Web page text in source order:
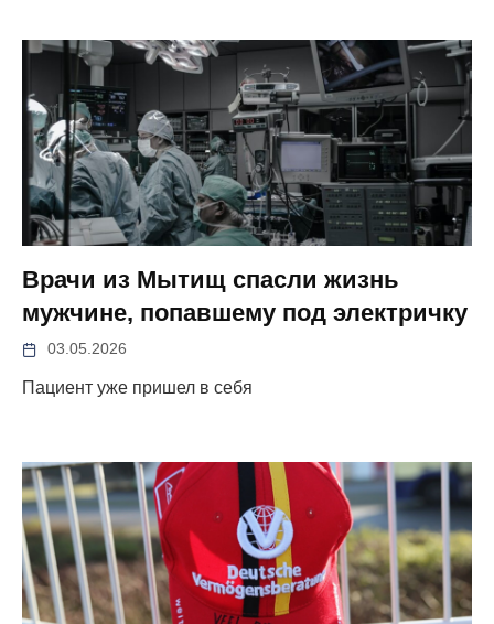
Врачи из Мытищ спасли жизнь
мужчине, попавшему под электричку
03.05.2026
Пациент уже пришел в себя